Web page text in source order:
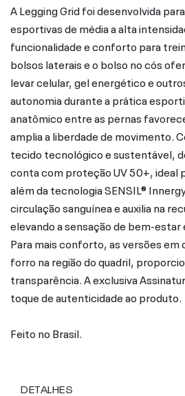
A Legging Grid foi desenvolvida
esportivas de média a alta
funcionalidade e conforto para
bolsos laterais e o bolso no cós
levar celular, gel energético e
autonomia durante a prática
anatômico entre as pernas
amplia a liberdade de movimento.
tecido tecnológico e sustentável,
conta com proteção UV 50+, ideal
além da tecnologia SENSIL®
circulação sanguínea e auxilia na
elevando a sensação de bem-estar
Para mais conforto, as versões em
forro na região do quadril,
transparência. A exclusiva
toque de autenticidade ao produto.
Feito no Brasil.
DETALHES